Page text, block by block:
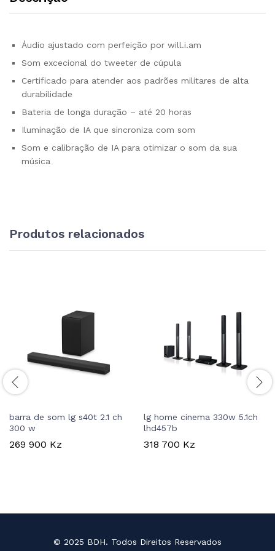
Áudio ajustado com perfeição por will.i.am
Som excecional do tweeter de cúpula
Certificado para atender aos padrões militares de alta
durabilidade
Bateria de longa duração – até 20 horas
Iluminação de IA que sincroniza com som
Som e calibração de IA para otimizar o som da sua
música
Produtos relacionados
barra de som lg s40t 2.1 ch
300 w
269 900 Kz
lg home cinema 330w 5.1ch
lhd457b
318 700 Kz
© 2025 BDH. Todos Direitos Reservados